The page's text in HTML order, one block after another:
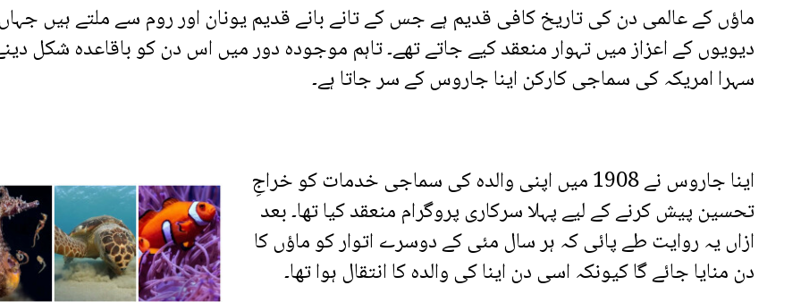
ماؤں کے عالمی دن کی تاریخ کافی قدیم ہے جس کے تانے بانے قدیم یونان اور روم سے ملتے ہیں
دیویوں کے اعزاز میں تہوار منعقد کیے جاتے تھے۔ تاہم موجودہ دور میں اس دن کو باقاعدہ شکل
سہرا امریکہ کی سماجی کارکن اینا جاروس کے سر جاتا ہے۔
اینا جاروس نے 1908 میں اپنی والدہ کی سماجی خدمات کو خراجِ
تحسین پیش کرنے کے لیے پہلا سرکاری پروگرام منعقد کیا تھا۔ بعد
ازاں یہ روایت طے پائی کہ ہر سال مئی کے دوسرے اتوار کو ماؤں کا
دن منایا جائے گا کیونکہ اسی دن اینا کی والدہ کا انتقال ہوا تھا۔